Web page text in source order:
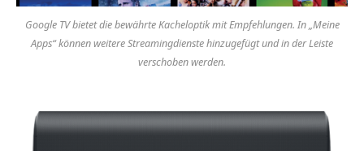
Google TV bietet die bewährte Kacheloptik mit Empfehlungen. In „Meine
Apps“ können weitere Streamingdienste hinzugefügt und in der Leiste
verschoben werden.